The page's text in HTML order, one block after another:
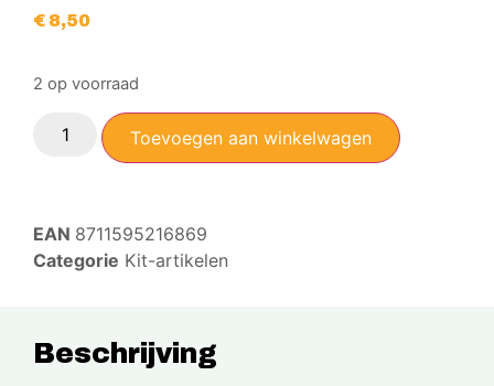
€8,50
2 op voorraad
Toevoegen aan winkelwagen
EAN 8711595216869
Categorie Kit-artikelen
Beschrijving